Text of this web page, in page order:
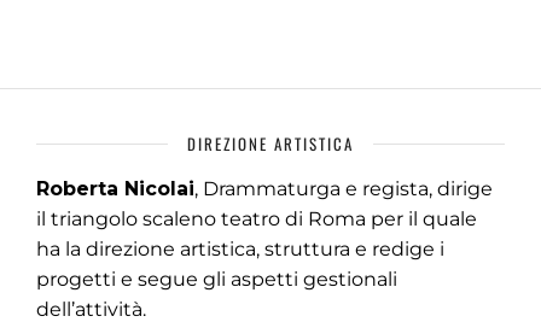
DIREZIONE ARTISTICA
Roberta Nicolai, Drammaturga e regista, dirige
il triangolo scaleno teatro di Roma per il quale
ha la direzione artistica, struttura e redige i
progetti e segue gli aspetti gestionali
dell’attività.